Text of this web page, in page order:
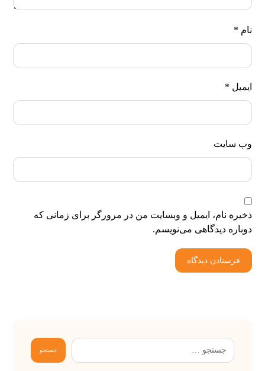
نام *
ایمیل *
وب‌ سایت
ذخیره نام، ایمیل و وبسایت من در مرورگر برای زمانی که
دوباره دیدگاهی می‌نویسم.